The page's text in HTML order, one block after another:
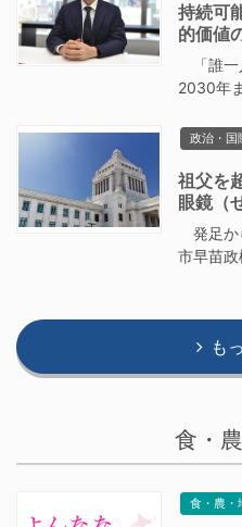
持続可
的価値
「誰一
2030年
政治・国
祖父を
眼鏡（
発足か
市早苗
も
食・
食・農・